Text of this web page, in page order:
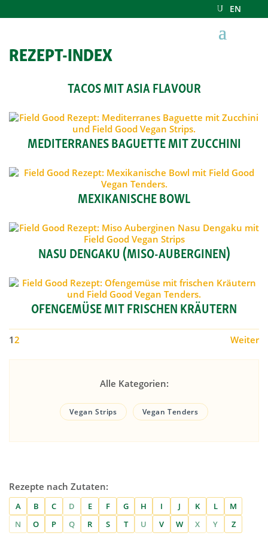
EN
REZEPT-INDEX
TACOS MIT ASIA FLAVOUR
MEDITERRANES BAGUETTE MIT ZUCCHINI
MEXIKANISCHE BOWL
NASU DENGAKU (MISO-AUBERGINEN)
OFENGEMÜSE MIT FRISCHEN KRÄUTERN
12 Weiter
Alle Kategorien:
Vegan Strips Vegan Tenders
Rezepte nach Zutaten:
A B C D E F G H I J K L
M
N
O P Q R S T U V W X Y Z